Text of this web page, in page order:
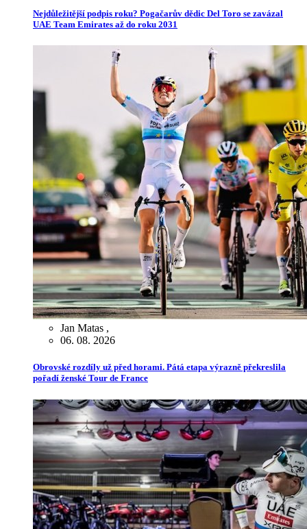
Nejdůležitější podpis roku? Pogačarův dědic Del Toro se zavázal
UAE Team Emirates až do roku 2031
Jan Matas ,
06. 08. 2026
Obrovské rozdíly už před horami. Pátá etapa výrazně překreslila
pořadí ženské Tour de France